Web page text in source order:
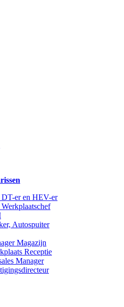
DT-er en HEV-er
Werkplaatschef
Autospuiter
Magazijn
Receptie
Manager